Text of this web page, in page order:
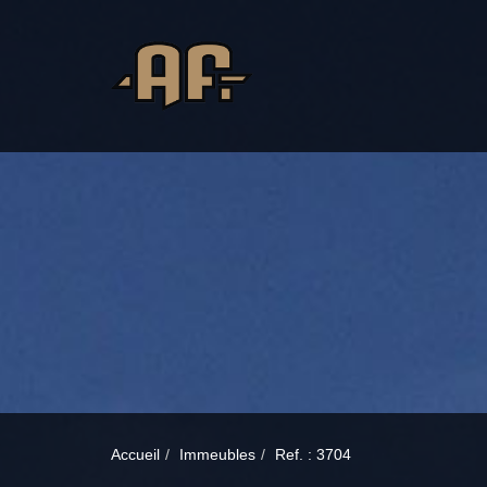
Accueil Immeubles Ref. : 3704